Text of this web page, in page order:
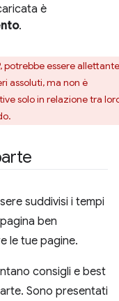
è
.
potrebbe essere allettante
assoluti, ma non è
solo in relazione tra
suddivisi i tempi
ben
le tue pagine.
consigli e best
Sono presentati